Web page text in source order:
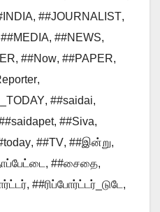
, ##JOURNALIST,
##MEDIA, ##NEWS,
, ##Now, ##PAPER,
,
, ##saidai,
, ##Siva,
, ##TV, ##இன்று,
, ##சைதை,
, ##ரிப்போர்ட்டர்_டுடே ,